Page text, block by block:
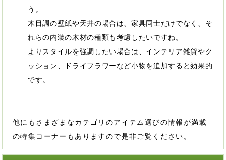
う。
木目調の壁紙や天井の場合は、家具同士だけでなく、そ
れらの内装の木材の種類も考慮したいですね。
よりスタイルを強調したい場合は、インテリア雑貨やク
ッション、ドライフラワーなど小物を追加すると効果的
です。
他にもさまざまなカテゴリのアイテム選びの情報が満載
の特集コーナーもありますので是非ご覧ください。